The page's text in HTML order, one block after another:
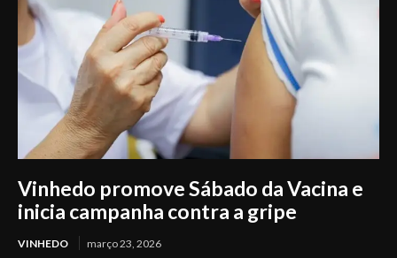
Vinhedo promove Sábado da Vacina e
inicia campanha contra a gripe
VINHEDO março 23, 2026